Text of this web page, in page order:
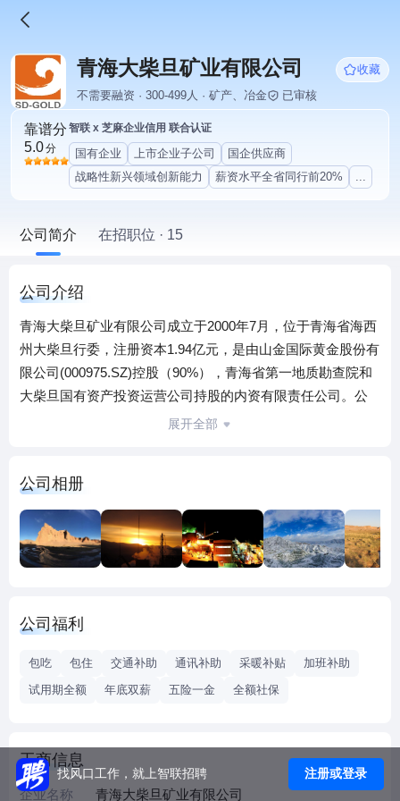
青海大柴旦矿业有限公司
收藏
不需要融资 · 300-499人 · 矿产、冶金
已审核
靠谱分
5.0分
智联 x 芝麻企业信用 联合认证
国有企业 上市企业子公司
国企供应商
战略性新兴领域创新能力
薪资水平全省同行前20% ...
公司简介 在招职位 · 15
公司介绍
青海大柴旦矿业有限公司成立于2000年7月，位于青海省海西
州大柴旦行委，注册资本1.94亿元，是由山金国际黄金股份有
限公司(000975.SZ)控股（90%），青海省第一地质勘查院和
大柴旦国有资产投资运营公司持股的内资有限责任公司。公
司历经20余年的华丽嬗变，已形成了地质勘探、矿山建设、
慈善理念，先后投入千万元用于救灾济困、医疗卫生、文化
教育、脱贫攻坚、乡村振兴等公益活动，承担起了企业义不
容辞的社会责任，为铸牢中华民族共同体意识奠定了坚实基
础，为当地经济社会发展、民族团结进步、为全面实施乡村
观和服务社会、回报股东的企业使命，努力实现“成为最具活
绿色生态、技术领先、效益最优的发展理念，把公司建设成
选、冶一体化的金属矿业公司，为地方经济发展赋能，为生
态文明建设做贡献。
展开全部
公司相册
公司福利
包吃 包住 交通补助 通讯补助 采暖补贴
加班补助
试用期全额
年底双薪 五险一金 全额社保
工商信息
企业名称 青海大柴旦矿业有限公司
找风口工作，就上智联招聘 注册或登录